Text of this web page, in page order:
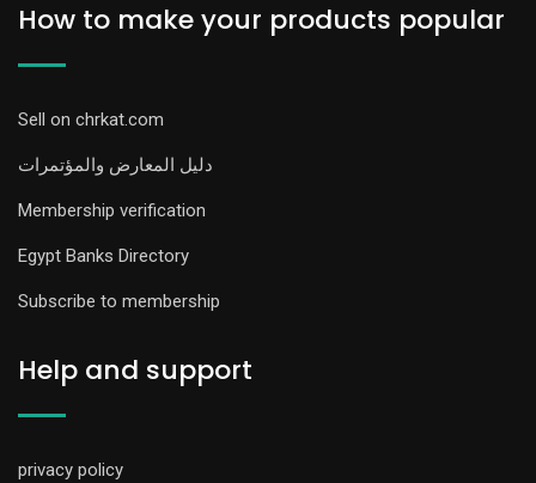
How to make your products popular
Sell on chrkat.com
دليل المعارض والمؤتمرات
Membership verification
Egypt Banks Directory
Subscribe to membership
Help and support
privacy policy